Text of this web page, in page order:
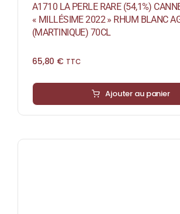
A1710 LA PERLE RARE (54,1%)
« MILLÉSIME 2022 » RHUM BLANC
(MARTINIQUE) 70CL
65,80 € TTC
Ajouter au panier